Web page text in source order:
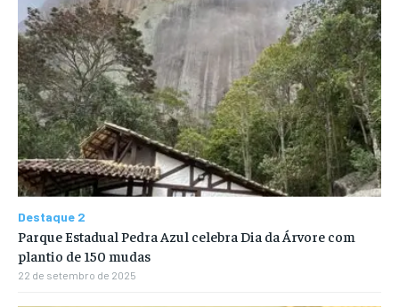
Destaque 2
Parque Estadual Pedra Azul celebra Dia da Árvore com
plantio de 150 mudas
22 de setembro de 2025